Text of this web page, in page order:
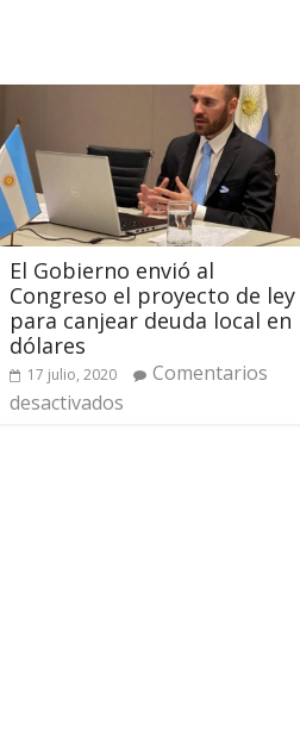
El Gobierno envió al
Congreso el proyecto de ley
para canjear deuda local en
dólares
17 julio, 2020
Comentarios
desactivados